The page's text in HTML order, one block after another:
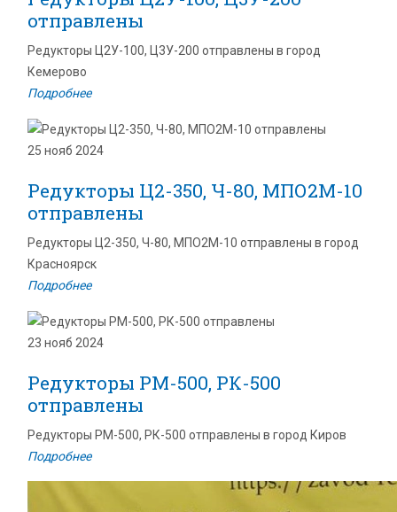
отправлены
Редукторы Ц2У-100, Ц3У-200 отправлены в город
Кемерово
Подробнее
25 нояб 2024
Редукторы Ц2-350, Ч-80, МПО2М-10
отправлены
Редукторы Ц2-350, Ч-80, МПО2М-10 отправлены в город
Красноярск
Подробнее
23 нояб 2024
Редукторы РМ-500, РК-500
отправлены
Редукторы РМ-500, РК-500 отправлены в город Киров
Подробнее